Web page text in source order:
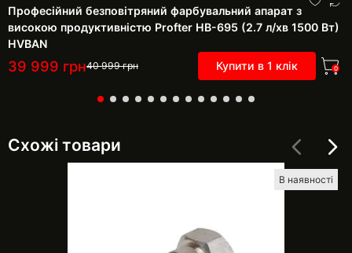
Професійний безповітряний фарбувальний апарат з
високою продуктивністю Profter HB-695 (2.7 л/хв 1500 Вт)
HVBAN
39 999 грн40 999грн Купити в 1 клік 0
Схожі товари
В наявності